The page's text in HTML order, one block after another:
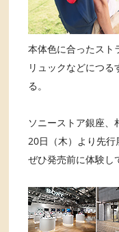
本体色に合ったスト
リュックなどにつる
る。
ソニーストア銀座、
20日（木）より先行
ぜひ発売前に体験